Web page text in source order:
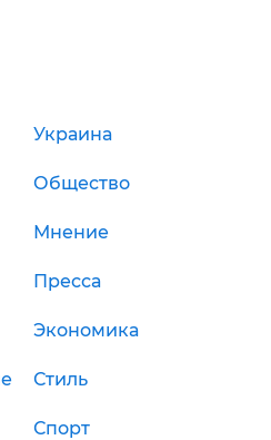
Украина
Общество
Мнение
Пресса
Экономика
Стиль
Спорт